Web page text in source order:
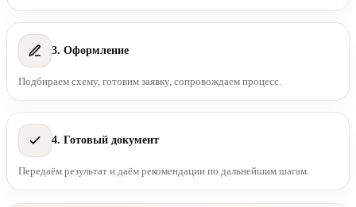
3. Оформление
Подбираем схему, готовим заявку, сопровождаем процесс.
4. Готовый документ
Передаём результат и даём рекомендации по дальнейшим шагам.